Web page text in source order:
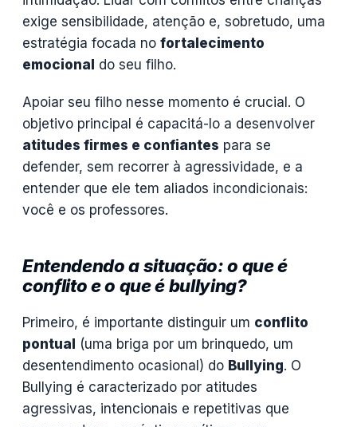
exige sensibilidade, atenção e, sobretudo, uma
estratégia focada no fortalecimento
emocional do seu filho.
Apoiar seu filho nesse momento é crucial. O
objetivo principal é capacitá-lo a desenvolver
atitudes firmes e confiantes para se
defender, sem recorrer à agressividade, e a
entender que ele tem aliados incondicionais:
você e os professores.
Entendendo a situação: o que é
conflito e o que é bullying?
Primeiro, é importante distinguir um conflito
pontual (uma briga por um brinquedo, um
desentendimento ocasional) do Bullying. O
Bullying é caracterizado por atitudes
agressivas, intencionais e repetitivas que